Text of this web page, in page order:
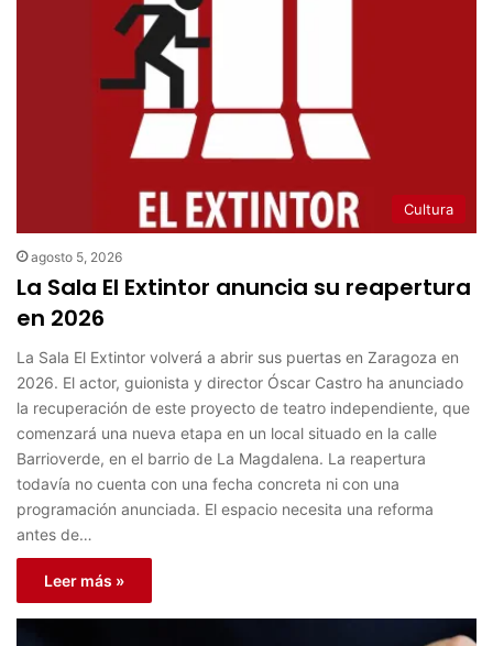
Cultura
agosto 5, 2026
La Sala El Extintor anuncia su reapertura
en 2026
La Sala El Extintor volverá a abrir sus puertas en Zaragoza en
2026. El actor, guionista y director Óscar Castro ha anunciado
la recuperación de este proyecto de teatro independiente, que
comenzará una nueva etapa en un local situado en la calle
Barrioverde, en el barrio de La Magdalena. La reapertura
todavía no cuenta con una fecha concreta ni con una
programación anunciada. El espacio necesita una reforma
antes de…
Leer más »